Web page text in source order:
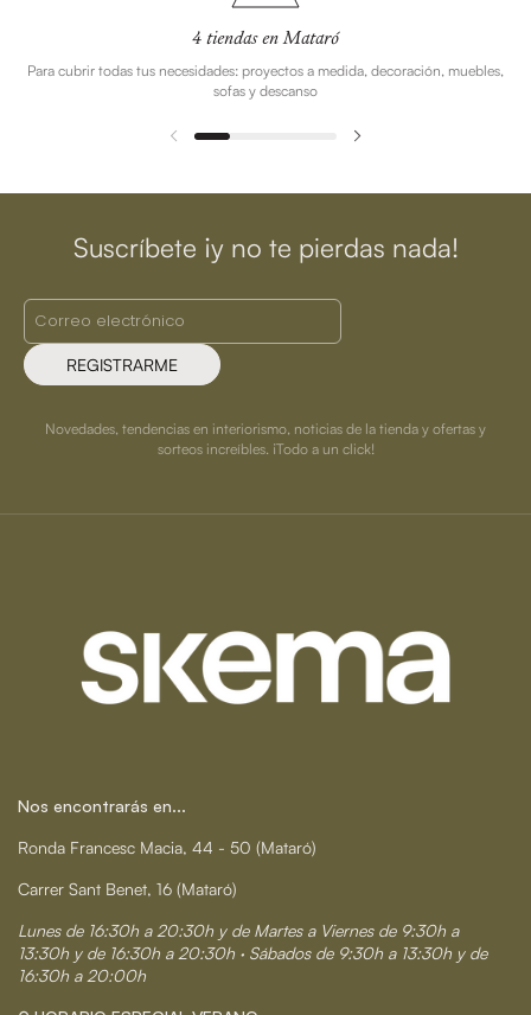
4 tiendas en Mataró
Para cubrir todas tus necesidades: proyectos a medida, decoración, muebles,
sofas y descanso
Suscríbete ¡y no te pierdas nada!
REGISTRARME
Novedades, tendencias en interiorismo, noticias de la tienda y ofertas y
sorteos increíbles. ¡Todo a un click!
Nos encontrarás en...
Ronda Francesc Macia, 44 - 50 (Mataró)
Carrer Sant Benet, 16 (Mataró)
Lunes de 16:30h a 20:30h y de Martes a Viernes de 9:30h a
13:30h y de 16:30h a 20:30h · Sábados de 9:30h a 13:30h y de
16:30h a 20:00h